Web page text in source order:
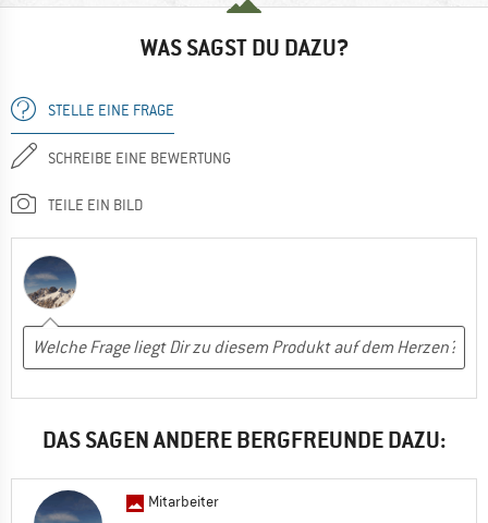
WAS SAGST DU DAZU?
STELLE EINE FRAGE
SCHREIBE EINE BEWERTUNG
TEILE EIN BILD
DAS SAGEN ANDERE BERGFREUNDE DAZU:
Mitarbeiter